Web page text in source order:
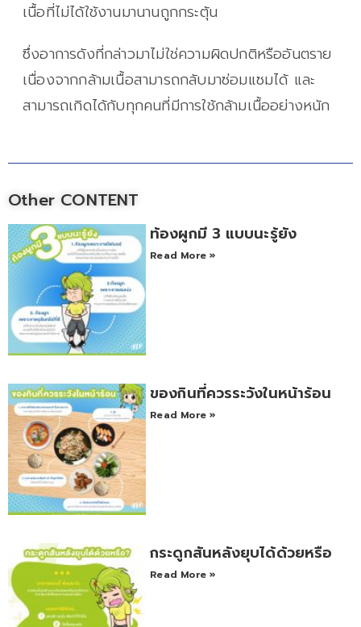
เนื้อที่ไม่ได้ใช้งานมานานถูกกระตุ้น
ซึ่งอาการดังที่กล่าวมาไม่ใช่ความผิดปกติหรืออันตราย
เนื่องจากกล้ามเนื้อสามารถกลับมาซ่อมแซมได้ และ
สามารถเกิดได้กับทุกคนที่มีการใช้กล้ามเนื้ออย่างหนัก
Other CONTENT
ท้องผูกมี 3 แบบนะรู้ยัง
Read More »
ของกินที่ควรระวังในหน้าร้อน
Read More »
กระดูกสันหลังยุบได้ด้วยหรือ
Read More »